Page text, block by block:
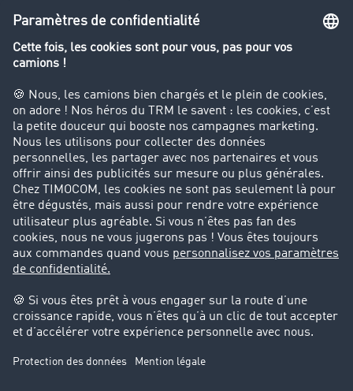
Le dictionnaire du transport
Interdiction de circulation des poids lourds
Entreprise
Parrainage clients
Success Stories
Cadre légal
Mentions légales
Protection des données
Cookie-Einstellungen